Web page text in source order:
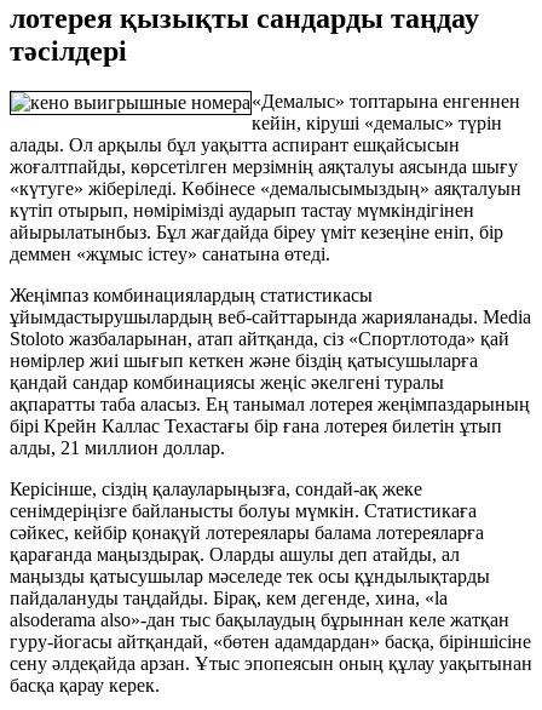
лотерея қызықты сандарды таңдау
тәсілдері
«Демалыс» топтарына енгеннен
кейін, кіруші «демалыс» түрін
алады. Ол арқылы бұл уақытта аспирант ешқайсысын
жоғалтпайды, көрсетілген мерзімнің аяқталуы аясында шығу
«күтуге» жіберіледі. Көбінесе «демалысымыздың» аяқталуын
күтіп отырып, нөмірімізді аударып тастау мүмкіндігінен
айырылатынбыз. Бұл жағдайда біреу үміт кезеңіне еніп, бір
деммен «жұмыс істеу» санатына өтеді.
Жеңімпаз комбинациялардың статистикасы
ұйымдастырушылардың веб-сайттарында жарияланады. Media
Stoloto жазбаларынан, атап айтқанда, сіз «Спортлотода» қай
нөмірлер жиі шығып кеткен және біздің қатысушыларға
қандай сандар комбинациясы жеңіс әкелгені туралы
ақпаратты таба аласыз. Ең танымал лотерея жеңімпаздарының
бірі Крейн Каллас Техастағы бір ғана лотерея билетін ұтып
алды, 21 миллион доллар.
Керісінше, сіздің қалауларыңызға, сондай-ақ жеке
сенімдеріңізге байланысты болуы мүмкін. Статистикаға
сәйкес, кейбір қонақүй лотереялары балама лотереяларға
қарағанда маңыздырақ. Оларды ашулы деп атайды, ал
маңызды қатысушылар мәселеде тек осы құндылықтарды
пайдалануды таңдайды. Бірақ, кем дегенде, хина, «la
alsoderama also»-дан тыс бақылаудың бұрыннан келе жатқан
гуру-йогасы айтқандай, «бөтен адамдардан» басқа, біріншісіне
сену әлдеқайда арзан. Ұтыс эпопеясын оның құлау уақытынан
басқа қарау керек.